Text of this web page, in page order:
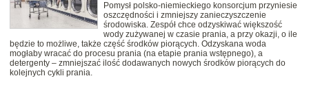
Pomysł polsko-niemieckiego konsorcjum przyniesie
oszczędności i zmniejszy zanieczyszczenie
środowiska. Zespół chce odzyskiwać większość
wody zużywanej w czasie prania, a przy okazji, o ile
będzie to możliwe, także część środków piorących. Odzyskana woda
mogłaby wracać do procesu prania (na etapie prania wstępnego), a
detergenty – zmniejszać ilość dodawanych nowych środków piorących do
kolejnych cykli prania.